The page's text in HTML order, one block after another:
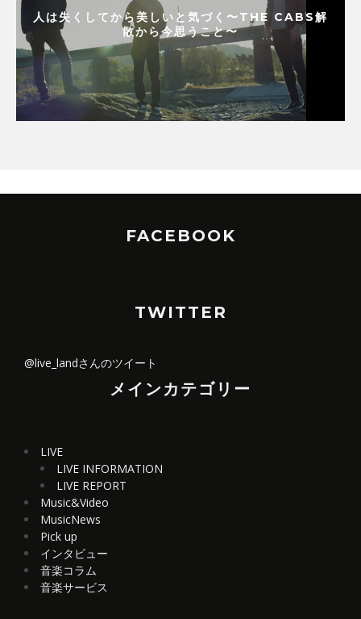
人は失くしてから美しいと気づく〜THE CABS解
散から今思うこと〜
FACEBOOK
TWITTER
@live_landさんのツイート
メインカテゴリー
LIVE
LIVE INFORMATION
LIVE REPORT
Music&Video
MusicNews
Pick up
インタビュー
音楽コラム
音楽サービス